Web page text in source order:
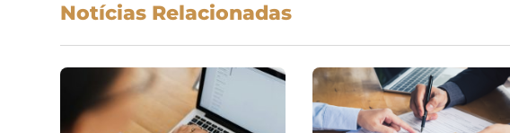
Notícias Relacionadas